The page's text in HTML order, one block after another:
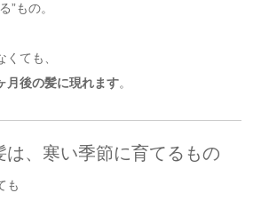
”もの。
ても、
月後の髪に現れます。
は、寒い季節に育てるもの
も